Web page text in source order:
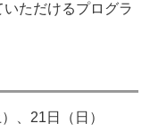
ただけるプログラ
、21日（日）